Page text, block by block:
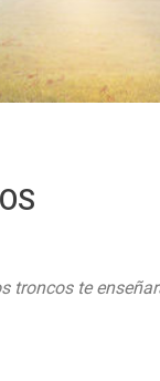
troncos te